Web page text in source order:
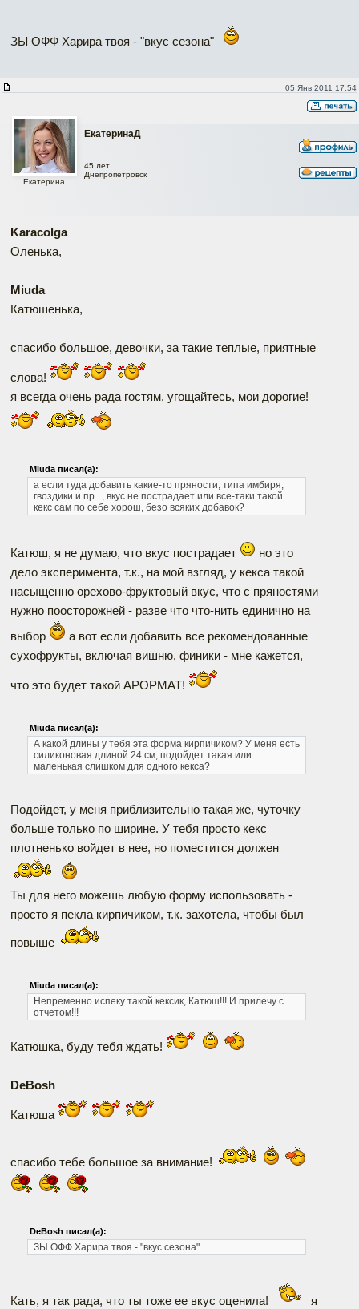
ЗЫ ОФФ Харира твоя - "вкус сезона"
05 Янв 2011 17:54
ЕкатеринаД
Екатерина
45 лет
Днепропетровск
Karacolga
Оленька,
Miuda
Катюшенька,
спасибо большое, девочки, за такие теплые, приятные
слова!
я всегда очень рада гостям, угощайтесь, мои дорогие!
Miuda писал(а):
а если туда добавить какие-то пряности, типа имбиря,
гвоздики и пр..., вкус не пострадает или все-таки такой
кекс сам по себе хорош, безо всяких добавок?
Катюш, я не думаю, что вкус пострадает
но это
дело эксперимента, т.к., на мой взгляд, у кекса такой
насыщенно орехово-фруктовый вкус, что с пряностями
нужно поосторожней - разве что что-нить единично на
выбор
а вот если добавить все рекомендованные
сухофрукты, включая вишню, финики - мне кажется,
что это будет такой АРОРМАТ!
Miuda писал(а):
А какой длины у тебя эта форма кирпичиком? У меня есть
силиконовая длиной 24 см, подойдет такая или
маленькая слишком для одного кекса?
Подойдет, у меня приблизительно такая же, чуточку
больше только по ширине. У тебя просто кекс
плотненько войдет в нее, но поместится должен
Ты для него можешь любую форму использовать -
просто я пекла кирпичиком, т.к. захотела, чтобы был
повыше
Miuda писал(а):
Непременно испеку такой кексик, Катюш!!! И прилечу с
отчетом!!!
Катюшка, буду тебя ждать!
DeBosh
Катюша
спасибо тебе большое за внимание!
DeBosh писал(а):
ЗЫ ОФФ Харира твоя - "вкус сезона"
Кать, я так рада, что ты тоже ее вкус оценила!
я